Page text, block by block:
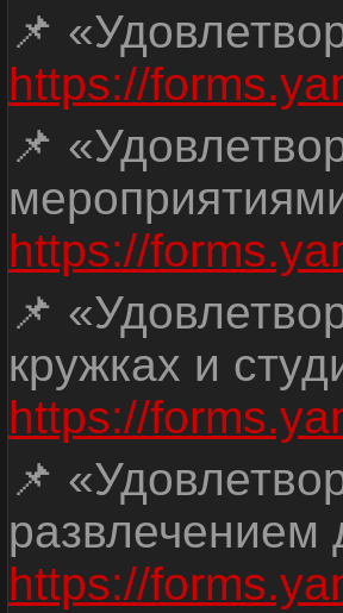
📌
https://
📌
https://
📌
кружках и
https://
📌
развлечением
https://